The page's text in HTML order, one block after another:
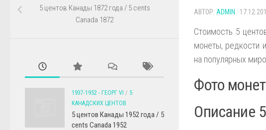
АВТОР: ADMIN ·
Стоимость 5
монеты, редкости
на популярных
Фото
Описание
5 центов Канады 1872 года / 5 cents
Canada 1872
1937-1952 - ГЕОРГ VI / 5
КАНАДСКИХ ЦЕНТОВ
5 центов Канады 1952 года / 5
cents Canada 1952